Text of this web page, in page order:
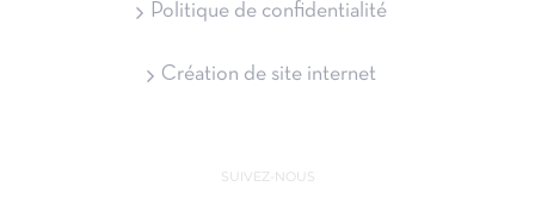
Politique de confidentialité
Création de site internet
SUIVEZ-NOUS